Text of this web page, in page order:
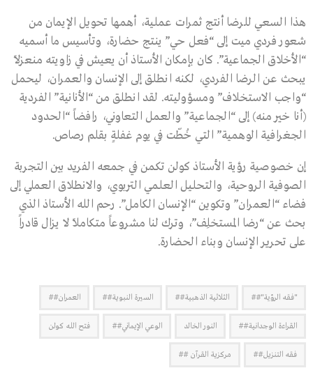
هذا السعي للرضا أنتج ثمرات عملية، أهمها تحويل الإيمان من
شعور فردي ميت إلى “فعل حي” ينتج حضارة، وتأسيس ما أسميه
“الأخلاق الجماعية”. كان بإمكان الأستاذ أن يعيش في زاويته منعزلاً
يبحث عن الرضا الفردي، لكنه انطلق إلى الإنسان والعمران، ليحمل
“واجب الاستخلاف” ومسؤوليته. لقد انطلق من “الأنانية” الفردية
(أنا خير منه) إلى “الجماعية” والعمل التعاوني، رافضاً “الحدود
الجغرافية الوهمية” التي خُطّت في يوم غفلةٍ بقلم رصاص.
إن خصوصية رؤية الأستاذ كولن تكمن في جمعه الفريد بين التجربة
الصوفية الروحية، والتحليل العلمي التربوي، والانطلاق العملي إلى
فضاء “العمران” وتكوين “الإنسان الكامل”. رحم الله الأستاذ الذي
بحث عن “رضا المستخلِف”، وترك لنا مشروعاً متكاملاً لا يزال قادراً
على تحرير الإنسان وبناء الحضارة.
"فقه الرؤية"## الثلاثية الذهبية## السيرة النبوية## العمران##
القراءة الوجدانية## النور الخالد الوعي الإيماني## فتح الله كولن
فقه التنزيل## مركزية القرآن ##